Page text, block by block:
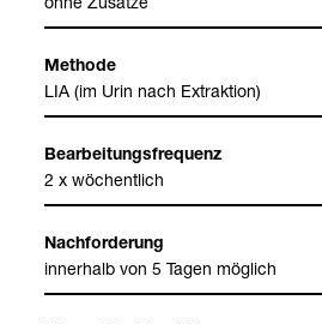
Methode
LIA (im Urin nach Extrak­tion)
Bear­bei­tungs­fre­quenz
2 x wöchent­lich
Nach­for­de­rung
inner­halb von 5 Tagen mög­lich